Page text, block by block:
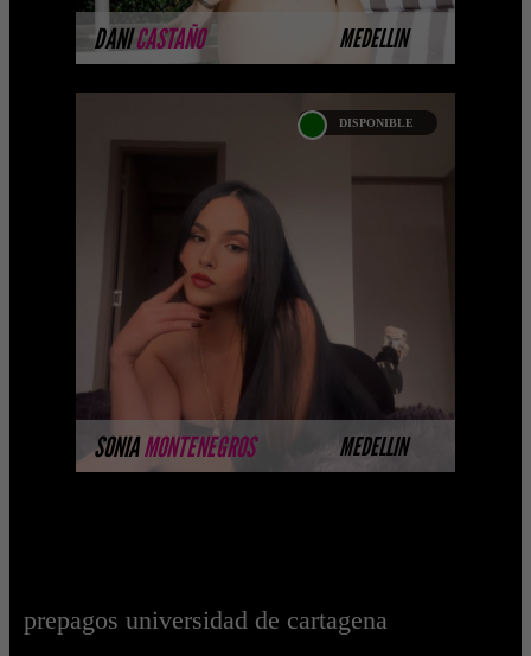
DANICASTAÑO MEDELLIN
MÁS INFORMACIÓN
SONIAMONTENEGROS MEDELLIN
DISPONIBLE
SONIA MONTENEGROS
Próximamente.... Algunas de nuestras
modelos aún no tienen imágenes
disponibles en la web porque están
completando su sesión ...
MÁS INFORMACIÓN
prepagos universidad de cartagena